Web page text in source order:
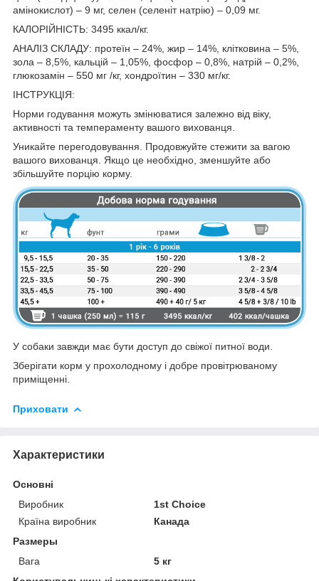
амінокислот) – 9 мг, селен (селеніт натрію) – 0,09 мг.
КАЛОРІЙНІСТЬ: 3495 ккал/кг.
АНАЛІЗ СКЛАДУ: протеїн – 24%, жир – 14%, клітковина – 5%,
зола – 8,5%, кальцій – 1,05%, фосфор – 0,8%, натрій – 0,2%,
глюкозамін – 550 мг /кг, хондроїтин – 330 мг/кг.
ІНСТРУКЦІЯ:
Норми годування можуть змінюватися залежно від віку,
активності та темпераменту вашого вихованця.
Уникайте перегодовування. Продовжуйте стежити за вагою
вашого вихованця. Якщо це необхідно, зменшуйте або
збільшуйте порцію корму.
У собаки завжди має бути доступ до свіжої питної води.
Зберігати корм у прохолодному і добре провітрюваному
приміщенні.
Приховати
Характеристики
Основні
Виробник
1st Choice
Країна виробник
Канада
Размеры
Вага
5 кг